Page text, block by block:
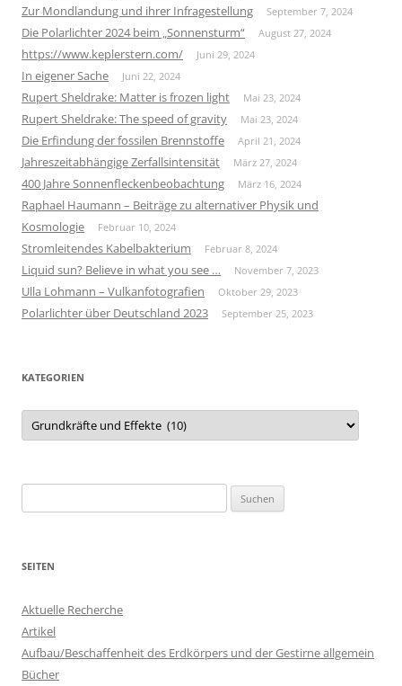
Zur Mondlandung und ihrer Infragestellung September 7, 2024
Die Polarlichter 2024 beim „Sonnensturm“ August 27, 2024
https://www.keplerstern.com/ Juni 29, 2024
In eigener Sache Juni 22, 2024
Rupert Sheldrake: Matter is frozen light Mai 23, 2024
Rupert Sheldrake: The speed of gravity Mai 23, 2024
Die Erfindung der fossilen Brennstoffe April 21, 2024
Jahreszeitabhängige Zerfallsintensität März 27, 2024
400 Jahre Sonnenfleckenbeobachtung März 16, 2024
Raphael Haumann – Beiträge zu alternativer Physik und
Kosmologie
Februar 10, 2024
Stromleitendes Kabelbakterium Februar 8, 2024
Liquid sun? Believe in what you see … November 7, 2023
Ulla Lohmann – Vulkanfotografien Oktober 29, 2023
Polarlichter über Deutschland 2023 September 25, 2023
KATEGORIEN
Kategorien
nach:
SEITEN
Aktuelle Recherche
Artikel
Aufbau/Beschaffenheit des Erdkörpers und der Gestirne allgemein
Bücher